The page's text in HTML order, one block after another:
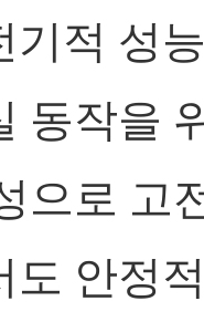
기적 성
동작을
으로 고
도 안정